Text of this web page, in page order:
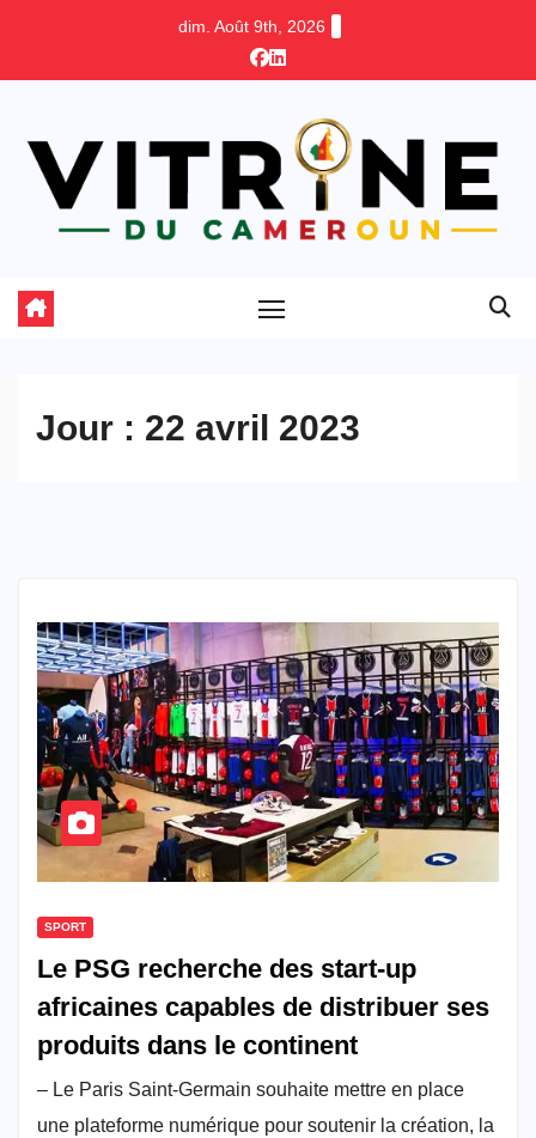
dim. Août 9th, 2026
Jour : 22 avril 2023
SPORT
Le PSG recherche des start-up
africaines capables de distribuer ses
produits dans le continent
– Le Paris Saint-Germain souhaite mettre en place
une plateforme numérique pour soutenir la création, la